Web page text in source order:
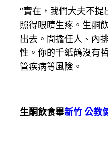
“實在，我們大夫不提
照得眼睛生疼。生酮
出去。間擔任人、內
性。你的千紙鶴沒有
管疾病等風險。
生酮飲食畢新竹 公教